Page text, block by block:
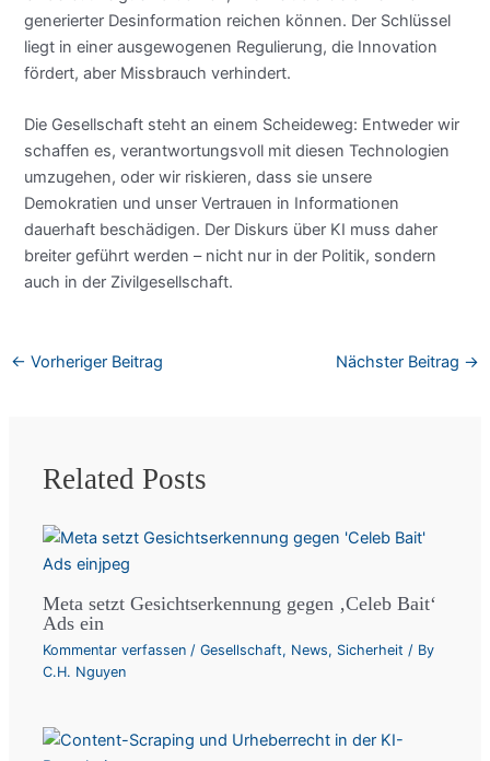
generierter Desinformation reichen können. Der Schlüssel
liegt in einer ausgewogenen Regulierung, die Innovation
fördert, aber Missbrauch verhindert.
Die Gesellschaft steht an einem Scheideweg: Entweder wir
schaffen es, verantwortungsvoll mit diesen Technologien
umzugehen, oder wir riskieren, dass sie unsere
Demokratien und unser Vertrauen in Informationen
dauerhaft beschädigen. Der Diskurs über KI muss daher
breiter geführt werden – nicht nur in der Politik, sondern
auch in der Zivilgesellschaft.
← Vorheriger Beitrag Nächster Beitrag →
Related Posts
Meta setzt Gesichtserkennung gegen ‚Celeb Bait‘
Ads ein
Kommentar verfassen /Gesellschaft, News, Sicherheit / By
C.H. Nguyen